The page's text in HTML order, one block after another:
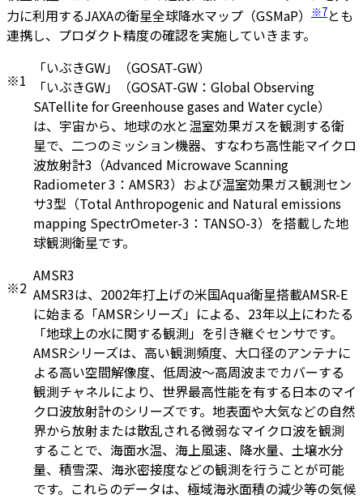
力に利用するJAXAの衛星全球降水マップ（GSMaP）
※7とも
連携し、プロダクト精度の確認を実施していきます。
※1
「いぶきGW」（GOSAT-GW）
「いぶきGW」（GOSAT-GW：Global Observing
SATellite for Greenhouse gases and Water cycle）
は、宇宙から、地球の水と温室効果ガスを観測する衛
星で、二つのミッション機器、すなわち高性能マイクロ
波放射計3（Advanced Microwave Scanning
Radiometer 3：AMSR3）および温室効果ガス観測セン
サ3型（Total Anthropogenic and Natural emissions
mapping SpectrOmeter-3：TANSO-3）を搭載した地
球観測衛星です。
※2
AMSR3
AMSR3は、2002年打上げの米国Aqua衛星搭載AMSR-E
に始まる「AMSRシリーズ」による、23年以上にわたる
「地球上の水に関する観測」を引き継ぐセンサです。
AMSRシリーズは、高い観測頻度、大口径のアンテナに
よる高い空間解像度、低周波～高周波までカバーする
観測チャネルにより、世界最高性能を有する日本のマイ
クロ波放射計のシリーズです。地表面や大気などの自然
界から放射または散乱される微弱なマイクロ波を観測
することで、海面水温、海上風速、降水量、土壌水分
量、積雪深、海氷密接度などの観測を行うことが可能
です。これらのデータは、極域海氷面積の減少等の気候